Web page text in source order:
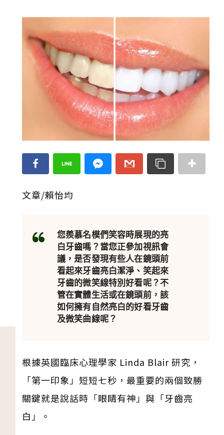
文章/賴怡均
您羨慕名模們笑容時展現的亮
白牙齒嗎？當您正參加視訊會
議，是否發現有些人在鏡頭前
看起來牙齒亮白潔淨、笑起來
牙齒的微笑線特別好看呢？不
管在實體生活或在鏡頭前，該
如何擁有自然亮白的好看牙齒
及微笑曲線呢？
根據英國臨床心理學家 Linda Blair 研究，
「第一印象」短短七秒，最重要的兩個致勝
關鍵就是說話時「眼睛有神」與「牙齒亮
白」。